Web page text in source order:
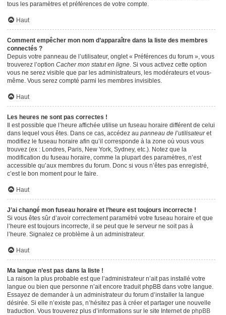
tous les paramètres et préférences de votre compte.
Haut
Comment empêcher mon nom d’apparaître dans la liste des membres
connectés ?
Depuis votre panneau de l’utilisateur, onglet « Préférences du forum », vous
trouverez l’option Cacher mon statut en ligne. Si vous activez cette option
vous ne serez visible que par les administrateurs, les modérateurs et vous-
même. Vous serez compté parmi les membres invisibles.
Haut
Les heures ne sont pas correctes !
Il est possible que l’heure affichée utilise un fuseau horaire différent de celui
dans lequel vous êtes. Dans ce cas, accédez au panneau de l’utilisateuret
modifiez le fuseau horaire afin qu’il corresponde à la zone où vous vous
trouvez (ex : Londres, Paris, New York, Sydney, etc.). Notez que la
modification du fuseau horaire, comme la plupart des paramètres, n’est
accessible qu’aux membres du forum. Donc si vous n’êtes pas enregistré,
c’est le bon moment pour le faire.
Haut
J’ai changé mon fuseau horaire et l’heure est toujours incorrecte !
Si vous êtes sûr d’avoir correctement paramétré votre fuseau horaire et que
l’heure est toujours incorrecte, il se peut que le serveur ne soit pas à
l’heure. Signalez ce problème à un administrateur.
Haut
Ma langue n’est pas dans la liste !
La raison la plus probable est que l’administrateur n’ait pas installé votre
langue ou bien que personne n’ait encore traduit phpBB dans votre langue.
Essayez de demander à un administrateur du forum d’installer la langue
désirée. Si elle n’existe pas, n’hésitez pas à créer et partager une nouvelle
traduction. Vous trouverez plus d’informations sur le site Internet de phpBB